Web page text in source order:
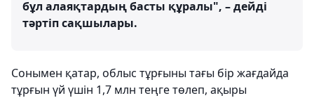
бұл алаяқтардың басты құралы", – дейді
тәртіп сақшылары.
Сонымен қатар, облыс тұрғыны тағы бір жағдайда
тұрғын үй үшін 1,7 млн теңге төлеп, ақыры